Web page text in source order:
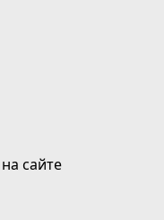
сайте